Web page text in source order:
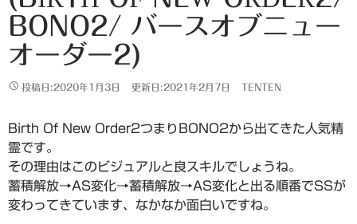
BONO2/ バースオブニュー
オーダー2)
投稿日:2020年1月3日 更新日:2021年2月7日 TENTEN
Birth Of New Order2つまりBONO2から出てきた人気精
霊です。
その理由はこのビジュアルと良スキルでしょうね。
蓄積解放→AS変化→蓄積解放→AS変化と出る順番でSSが
変わってきています、なかなか面白いですね。